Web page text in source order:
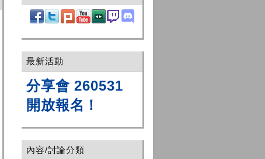
最新活動
分享會 260531
開放報名！
內容/討論分類